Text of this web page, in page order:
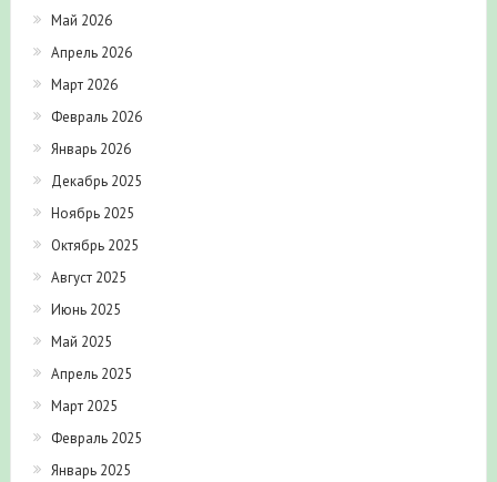
Май 2026
Апрель 2026
Март 2026
Февраль 2026
Январь 2026
Декабрь 2025
Ноябрь 2025
Октябрь 2025
Август 2025
Июнь 2025
Май 2025
Апрель 2025
Март 2025
Февраль 2025
Январь 2025